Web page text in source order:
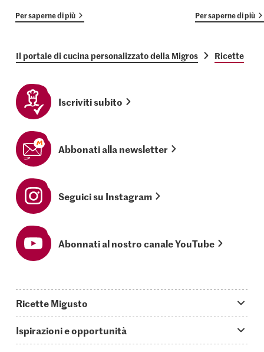
Per saperne di più Per saperne di più
Il portale di cucina personalizzato della Migros Ricette
Iscriviti subito
Abbonati alla newsletter
Seguici su Instagram
Abonnati al nostro canale YouTube
Ricette Migusto
Oggi cucino
Ispirazioni e opportunità